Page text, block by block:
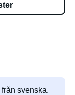
svenska.